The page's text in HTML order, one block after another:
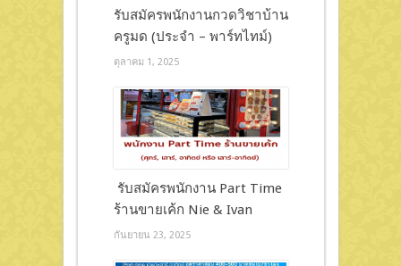
รับสมัครพนักงานกวดวิชาบ้าน
ครูมด (ประจำ – พาร์ทไทม์)
ตุลาคม 1, 2025
รับสมัครพนักงาน Part Time
ร้านขายเค้ก Nie & Ivan
กันยายน 23, 2025